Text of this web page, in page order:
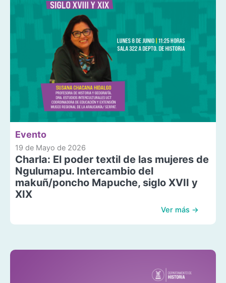
Evento
19 de Mayo de 2026
Charla: El poder textil de las mujeres de
Ngulumapu. Intercambio del
makuñ/poncho Mapuche, siglo XVII y
XIX
Ver más →